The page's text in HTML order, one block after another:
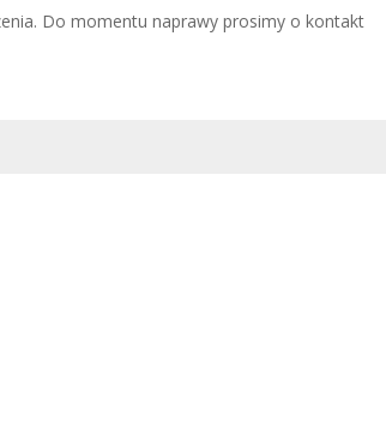
Do momentu naprawy prosimy o kontakt